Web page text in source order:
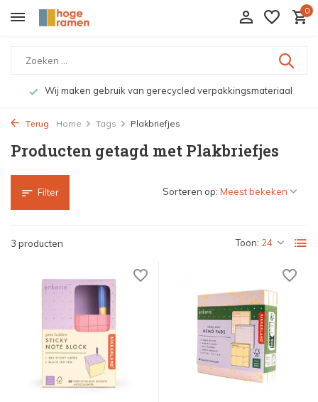
0
Wij maken gebruik van gerecycled verpakkingsmateriaal
Terug Home Tags Plakbriefjes
Producten getagd met Plakbriefjes
Filter
3 producten Toon:
Sorteren op: